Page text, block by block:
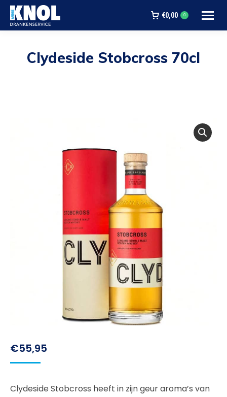
€0,00 0
Clydeside Stobcross 70cl
€55,95
Clydeside Stobcross heeft in zijn geur aroma’s van